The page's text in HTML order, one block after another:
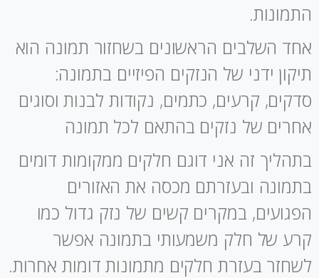
התמונות.
אחד השלבים הראשונים בשחזור תמונה הוא
תיקון ידני של הנזקים הפיזיים בתמונה:
סדקים, קרעים, כתמים, נקודות לבנות וסוגים
אחרים של נזקים בהתאם לכל תמונה
בתהליך זה אני דוגם חלקים ממקומות דומים
בתמונה ובעזרתם מכסה את האזורים
הפגועים, במקרים קשים של נזק גדול כמו
קרע של חלק משמעותי בתמונה אפשר
לשחזר בעזרת חלקים מתמונות דומות אחרות.